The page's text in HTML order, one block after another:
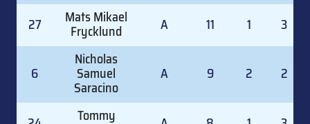
27 Mats Mikael
Frycklund A 11 1 3
6
Nicholas
Samuel
Saracino
A 9 2 2
Tommy